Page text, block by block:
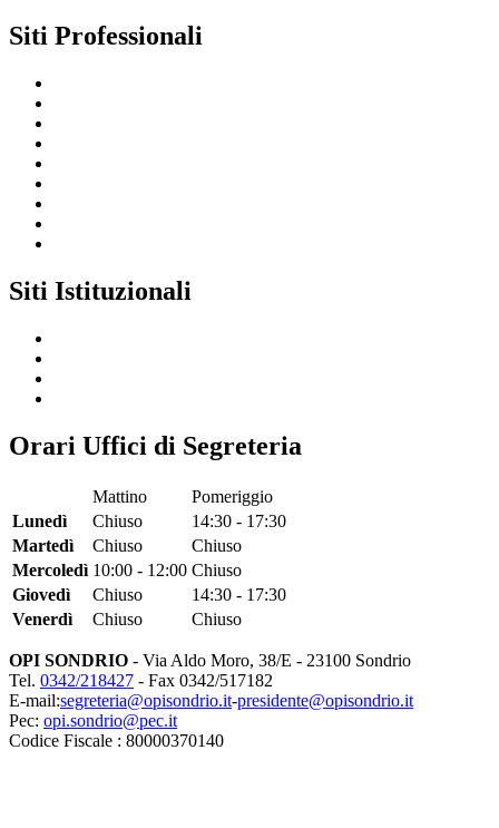
Siti Professionali
Siti Istituzionali
Orari Uffici di Segreteria
Mattino
Pomeriggio
Lunedì
Chiuso
14:30 - 17:30
Martedì
Chiuso
Chiuso
Mercoledì 10:00 - 12:00 Chiuso
Giovedì
Chiuso
14:30 - 17:30
Venerdì
Chiuso Chiuso
OPI SONDRIO - Via Aldo Moro, 38/E - 23100 Sondrio
Tel. 0342/218427 - Fax 0342/517182
E-mail:segreteria@opisondrio.it-presidente@opisondrio.it
Pec: opi.sondrio@pec.it
Codice Fiscale : 80000370140